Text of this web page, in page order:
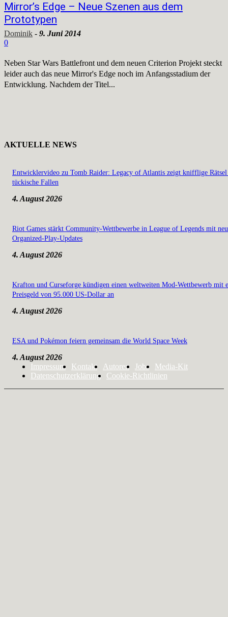
Mirror’s Edge – Neue Szenen aus dem
Prototypen
Dominik - 9. Juni 2014
0
Neben Star Wars Battlefront und dem neuen Criterion Projekt steckt
leider auch das neue Mirror's Edge noch im Anfangsstadium der
Entwicklung. Nachdem der Titel...
AKTUELLE NEWS
Entwicklervideo zu Tomb Raider: Legacy of Atlantis zeigt knifflige Rätsel
tückische Fallen
4. August 2026
Riot Games stärkt Community-Wettbewerbe in League of Legends mit
Organized-Play-Updates
4. August 2026
Krafton und Curseforge kündigen einen weltweiten Mod-Wettbewerb mit
Preisgeld von 95.000 US-Dollar an
4. August 2026
ESA und Pokémon feiern gemeinsam die World Space Week
4. August 2026
Impressum
Kontakt Autoren Jobs
Media-Kit
Datenschutzerklärung
Cookie-Richtlinien